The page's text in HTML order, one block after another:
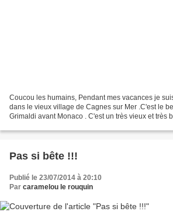
Coucou les humains, Pendant mes vacances je
dans le vieux village de Cagnes sur Mer .C'est le
Grimaldi avant Monaco . C'est un très vieux et très
Pas si bête !!!
Publié le 23/07/2014 à 20:10
Par caramelou le rouquin